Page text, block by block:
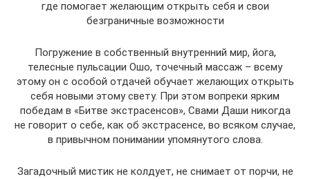
где помогает желающим открыть себя и свои
безграничные возможности
Погружение в собственный внутренний мир, йога,
телесные пульсации Ошо, точечный массаж – всему
этому он с особой отдачей обучает желающих открыть
себя новыми этому свету. При этом вопреки ярким
победам в «Битве экстрасенсов», Свами Даши никогда
не говорит о себе, как об экстрасенсе, во всяком случае,
в привычном понимании упомянутого слова.
Загадочный мистик не колдует, не снимает от порчи, не